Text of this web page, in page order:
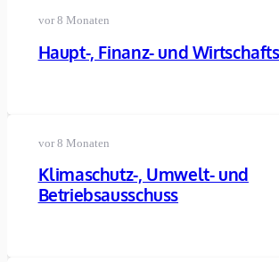
vor 8 Monaten
Haupt-, Finanz- und
vor 8 Monaten
Klimaschutz-, Umwelt- und
Betriebsausschuss